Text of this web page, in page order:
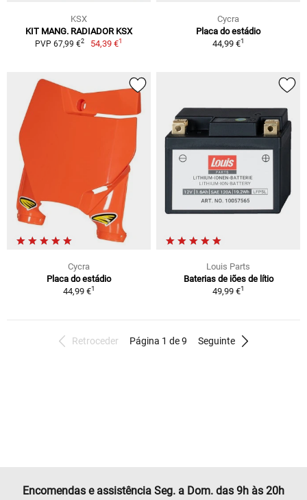
KSX
KIT MANG. RADIADOR KSX
PVP 67,99 €2 54,39 €1
Cycra
Placa do estádio
44,99 €1
Cycra
Placa do estádio
44,99 €1
Louis Parts
Baterias de iões de lítio
49,99 €1
Retroceder Página 1 de 9 Seguinte
Encomendas e assistência Seg. a Dom. das 9h às 20h